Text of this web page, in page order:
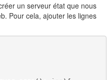
un serveur état que nous
Pour cela, ajouter les lignes